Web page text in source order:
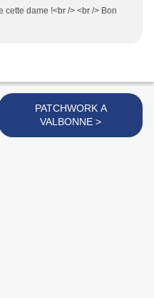
cette dame !<br /> <br /> Bon
PATCHWORK A
VALBONNE >